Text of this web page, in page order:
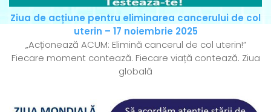
Ziua de acțiune pentru eliminarea cancerului de col
uterin – 17 noiembrie 2025
„Acționează ACUM: Elimină cancerul de col uterin!”
Fiecare moment contează. Fiecare viață contează. Ziua
globală